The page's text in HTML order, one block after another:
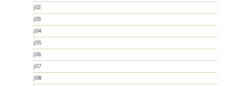
j02
j03
j04
j05
j06
j07
j08